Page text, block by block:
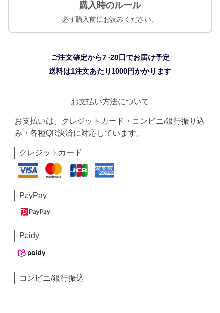
購入時のルール
必ず購入前にお読みください。
ご注文確定から7~28日でお届け予定
送料は1注文あたり 1000円かかります
お支払い方法について
お支払いは、クレジットカード・コンビニ/銀行振り込
み・各種QR決済に対応しています。
クレジットカード
PayPay
Paidy
コンビニ/銀行振込